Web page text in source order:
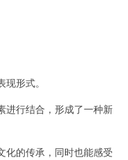
形式。
行结合，形成了一种新
的传承，同时也能感受